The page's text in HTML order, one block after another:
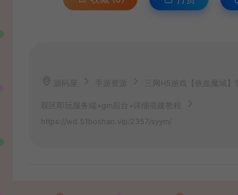
手游资源 三网H5游戏【铁血魔城】
双区即玩服务端+gm后台+详细搭建教程
https://wd.51boshao.vip/2357/syym/